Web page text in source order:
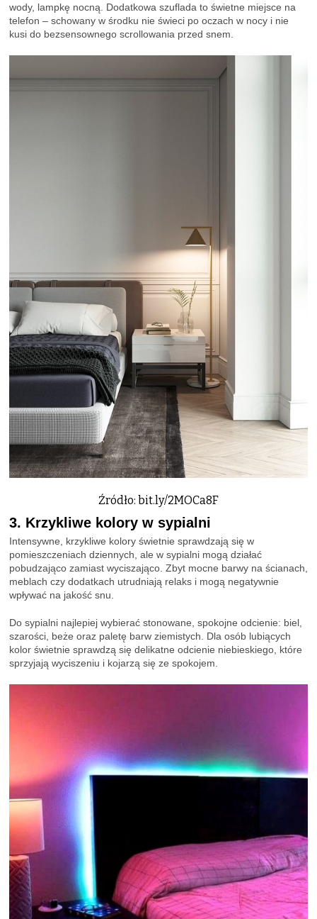
wody, lampkę nocną. Dodatkowa szuflada to świetne miejsce na
telefon – schowany w środku nie świeci po oczach w nocy i nie
kusi do bezsensownego scrollowania przed snem.
Źródło: bit.ly/2MOCa8F
3. Krzykliwe kolory w sypialni
Intensywne, krzykliwe kolory świetnie sprawdzają się w
pomieszczeniach dziennych, ale w sypialni mogą działać
pobudzająco zamiast wyciszająco. Zbyt mocne barwy na ścianach,
meblach czy dodatkach utrudniają relaks i mogą negatywnie
wpływać na jakość snu.
Do sypialni najlepiej wybierać stonowane, spokojne odcienie: biel,
szarości, beże oraz paletę barw ziemistych. Dla osób lubiących
kolor świetnie sprawdzą się delikatne odcienie niebieskiego, które
sprzyjają wyciszeniu i kojarzą się ze spokojem.